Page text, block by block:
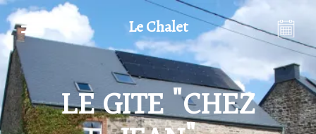
Le Chalet
LE GITE "CHEZ